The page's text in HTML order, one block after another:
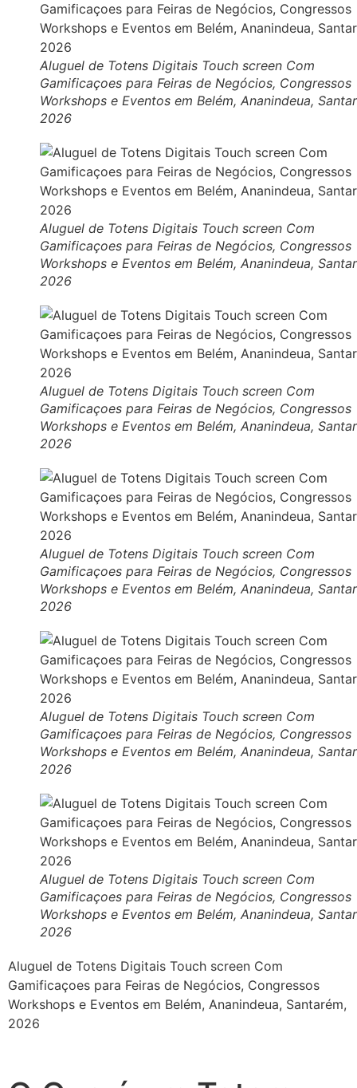
Aluguel de Totens Digitais Touch screen Com
Gamificaçoes para Feiras de Negócios, Congressos
Workshops e Eventos em Belém, Ananindeua,
2026
Aluguel de Totens Digitais Touch screen Com
Gamificaçoes para Feiras de Negócios, Congressos
Workshops e Eventos em Belém, Ananindeua,
2026
Aluguel de Totens Digitais Touch screen Com
Gamificaçoes para Feiras de Negócios, Congressos
Workshops e Eventos em Belém, Ananindeua,
2026
Aluguel de Totens Digitais Touch screen Com
Gamificaçoes para Feiras de Negócios, Congressos
Workshops e Eventos em Belém, Ananindeua,
2026
Aluguel de Totens Digitais Touch screen Com
Gamificaçoes para Feiras de Negócios, Congressos
Workshops e Eventos em Belém, Ananindeua,
2026
Aluguel de Totens Digitais Touch screen Com
Gamificaçoes para Feiras de Negócios, Congressos
Workshops e Eventos em Belém, Ananindeua,
2026
Aluguel de Totens Digitais Touch screen Com
Gamificaçoes para Feiras de Negócios, Congressos
Workshops e Eventos em Belém, Ananindeua, Santarém,
2026